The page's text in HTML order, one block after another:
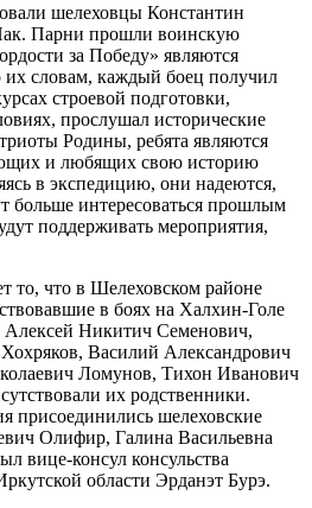
шелеховцы Константин
Парни прошли воинскую
за Победу» являются
словам, каждый боец получил
строевой подготовки,
прослушал исторические
Родины, ребята являются
и любящих свою историю
в экспедицию, они надеются,
больше интересоваться прошлым
поддерживать мероприятия,
то, что в Шелеховском районе
в боях на Халхин-Голе
Никитич Семенович,
Василий Александрович
Ломунов, Тихон Иванович
их родственники.
присоединились шелеховские
Олифир, Галина Васильевна
вице-консул консульства
области Эрданэт Бурэ.